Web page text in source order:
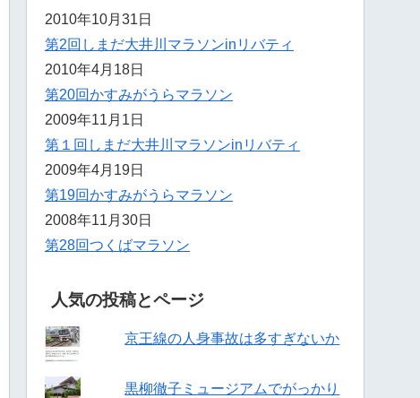
2010年10月31日
第2回しまだ大井川マラソンinリバティ
2010年4月18日
第20回かすみがうらマラソン
2009年11月1日
第１回しまだ大井川マラソンinリバティ
2009年4月19日
第19回かすみがうらマラソン
2008年11月30日
第28回つくばマラソン
人気の投稿とページ
京王線の人身事故は多すぎないか
黒柳徹子ミュージアムでがっかり